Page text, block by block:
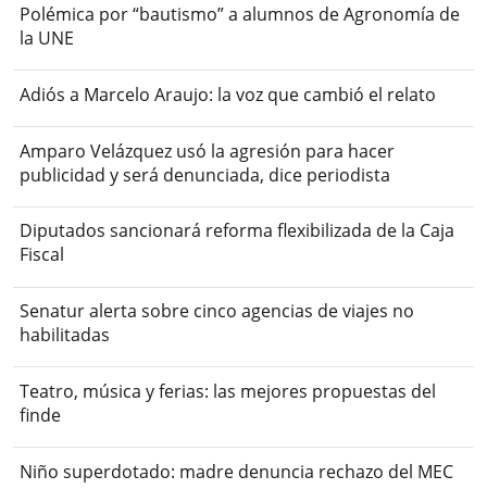
Polémica por “bautismo” a alumnos de Agronomía de
la UNE
Adiós a Marcelo Araujo: la voz que cambió el relato
Amparo Velázquez usó la agresión para hacer
publicidad y será denunciada, dice periodista
Diputados sancionará reforma flexibilizada de la Caja
Fiscal
Senatur alerta sobre cinco agencias de viajes no
habilitadas
Teatro, música y ferias: las mejores propuestas del
finde
Niño superdotado: madre denuncia rechazo del MEC